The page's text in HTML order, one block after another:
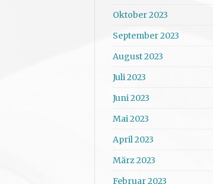
Oktober 2023
September 2023
August 2023
Juli 2023
Juni 2023
Mai 2023
April 2023
März 2023
Februar 2023